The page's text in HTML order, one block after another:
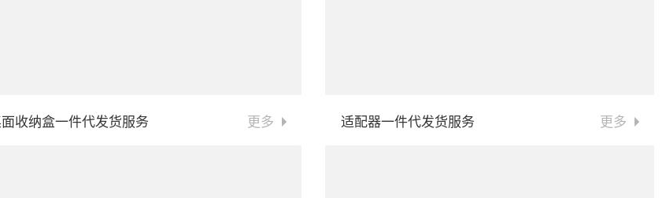
收纳盒一件代发货服务 更多 适配器一件代发货服务 更多